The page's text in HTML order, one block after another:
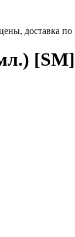
доставка по
[SM]